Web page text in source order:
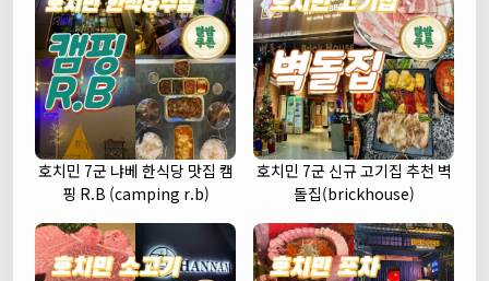
호치민 7군 냐베 한식당 맛집 캠
핑 R.B (camping r.b)
호치민 7군 신규 고기집 추천 벽
돌집(brickhouse)